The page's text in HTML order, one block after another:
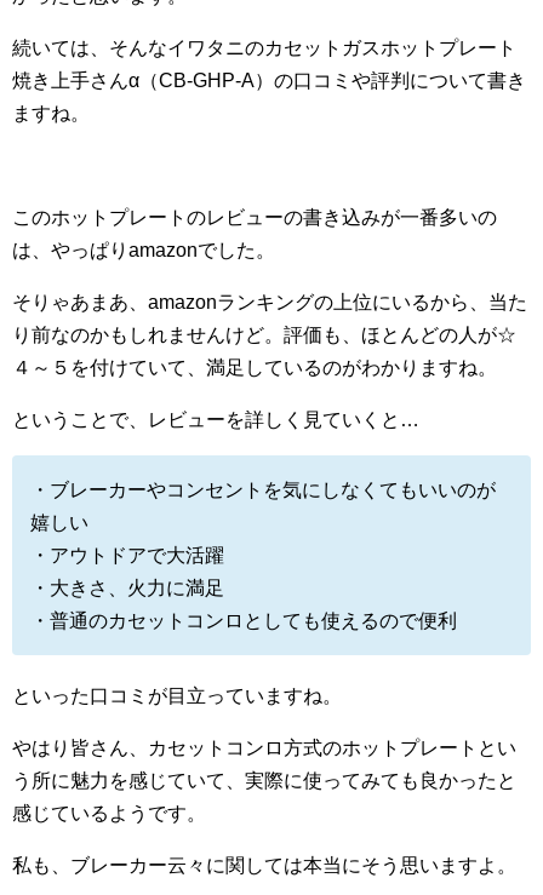
続いては、そんなイワタニのカセットガスホットプレート
焼き上手さんα（CB-GHP-A）の口コミや評判について書き
ますね。
このホットプレートのレビューの書き込みが一番多いの
は、やっぱりamazonでした。
そりゃあまあ、amazonランキングの上位にいるから、当た
り前なのかもしれませんけど。評価も、ほとんどの人が☆
４～５を付けていて、満足しているのがわかりますね。
ということで、レビューを詳しく見ていくと…
・ブレーカーやコンセントを気にしなくてもいいのが
嬉しい
・アウトドアで大活躍
・大きさ、火力に満足
・普通のカセットコンロとしても使えるので便利
といった口コミが目立っていますね。
やはり皆さん、カセットコンロ方式のホットプレートとい
う所に魅力を感じていて、実際に使ってみても良かったと
感じているようです。
私も、ブレーカー云々に関しては本当にそう思いますよ。